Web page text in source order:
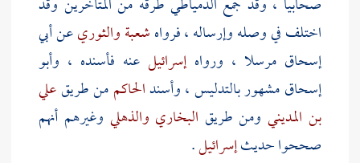
اختلف في وصله وإرساله ، فرواهشعبةوالثوريعنأبي
إسحاقمرسلا ، ورواهإسرائيل عنه فأسنده ، وأبو
إسحاقمشهور بالتدليس ، وأسندالحاكممن طريقعلي
بن المديني ومن طريق البخاري والذهلي وغيرهم أنهم
صححوا حديثإسرائيل.